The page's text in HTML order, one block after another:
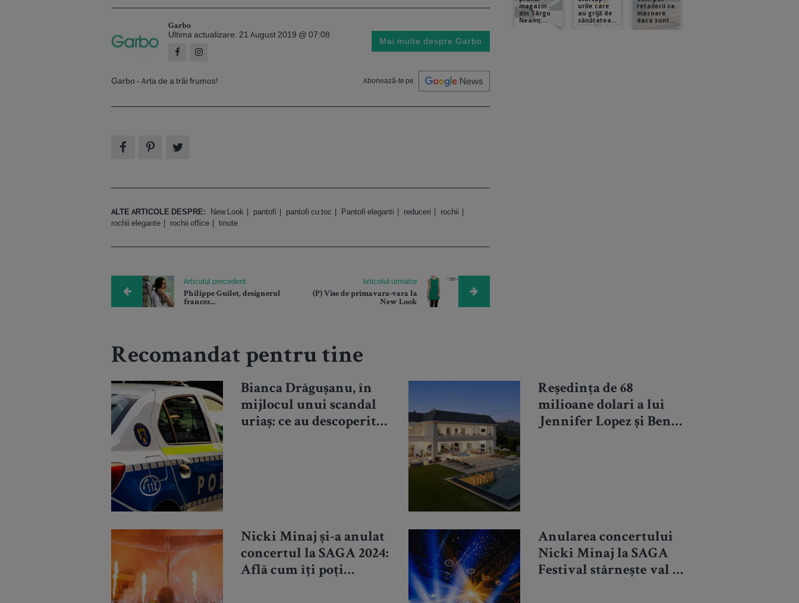
Garbo
Ultima actualizare: 21 August 2019 @ 07:08
Mai multe despre Garbo
Garbo - Arta de a trăi frumos! Abonează-te pe
ALTE ARTICOLE DESPRE: New Look pantofi pantofi cu toc Pantofi eleganti reduceri
rochii
rochii elegante
rochii office tinute
Articolul precedent
Philippe Guilet, designerul
francez...
Articolul urmator
(P) Vise de primavara-vara la
New Look
Recomandat pentru tine
Bianca Drăgușanu, în
mijlocul unui scandal
uriaș: ce au descoperit
Reședința de 68
milioane dolari a lui
Jennifer Lopez și Ben
Nicki Minaj și-a anulat
concertul la SAGA 2024:
Află cum îți poți
Anularea concertului
Nicki Minaj la SAGA
Festival stârnește val de